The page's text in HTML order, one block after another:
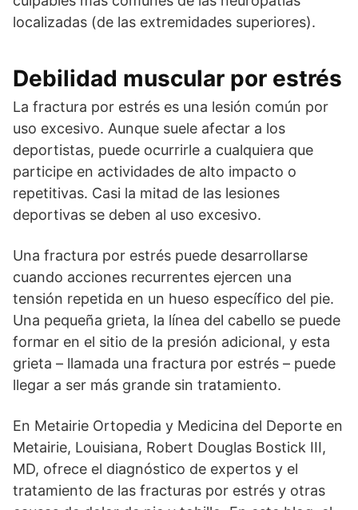
localizadas (de las extremidades superiores).
Debilidad muscular por estrés
La fractura por estrés es una lesión común por
uso excesivo. Aunque suele afectar a los
deportistas, puede ocurrirle a cualquiera que
participe en actividades de alto impacto o
repetitivas. Casi la mitad de las lesiones
deportivas se deben al uso excesivo.
Una fractura por estrés puede desarrollarse
cuando acciones recurrentes ejercen una
tensión repetida en un hueso específico del pie.
Una pequeña grieta, la línea del cabello se puede
formar en el sitio de la presión adicional, y esta
grieta – llamada una fractura por estrés – puede
llegar a ser más grande sin tratamiento.
En Metairie Ortopedia y Medicina del Deporte en
Metairie, Louisiana, Robert Douglas Bostick III,
MD, ofrece el diagnóstico de expertos y el
tratamiento de las fracturas por estrés y otras